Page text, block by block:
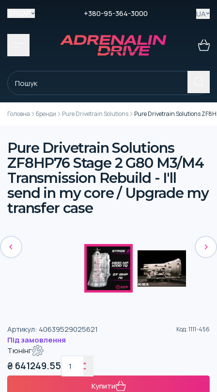
+380-95-364-3000 UA
Головна Бренди Pure Drivetrain Solutions Pure Drivetrain Solutions
Pure Drivetrain Solutions
ZF8HP76 Stage 2 G80 M3/M4
Transmission Rebuild - I'll
send in my core / Upgrade my
transfer case
Артикул: 40639529025621 Код:1111-456
Під замовлення
Тюнінг
₴ 641249.55
Купити